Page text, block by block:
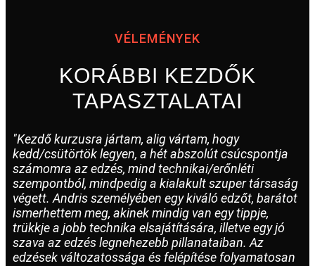
VÉLEMÉNYEK
KORÁBBI KEZDŐK
TAPASZTALATAI
"Kezdő kurzusra jártam, alig vártam, hogy
kedd/csütörtök legyen, a hét abszolút csúcspontja
számomra az edzés, mind technikai/erőnléti
szempontból, mindpedig a kialakult szuper társaság
végett. Andris személyében egy kiváló edzőt, barátot
ismerhettem meg, akinek mindig van egy tippje,
trükkje a jobb technika elsajátítására, illetve egy jó
szava az edzés legnehezebb pillanataiban. Az
edzések változatossága és felépítése folyamatosan